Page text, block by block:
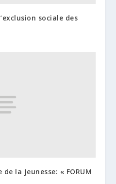
sociale des
la Jeunesse: « FORUM